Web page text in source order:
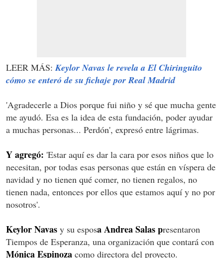
LEER MÁS:Keylor Navas le revela a El Chiringuito
cómo se enteró de su fichaje por Real Madrid
'Agradecerle a Dios porque fui niño y sé que mucha gente
me ayudó. Esa es la idea de esta fundación, poder ayudar
a muchas personas... Perdón', expresó entre lágrimas.
Y agregó: 'Estar aquí es dar la cara por esos niños que lo
necesitan, por todas esas personas que están en víspera de
navidad y no tienen qué comer, no tienen regalos, no
tienen nada, entonces por ellos que estamos aquí y no por
nosotros'.
Keylor Navas y su esposa Andrea Salas presentaron
Tiempos de Esperanza, una organización que contará con
Mónica Espinoza como directora del proyecto.